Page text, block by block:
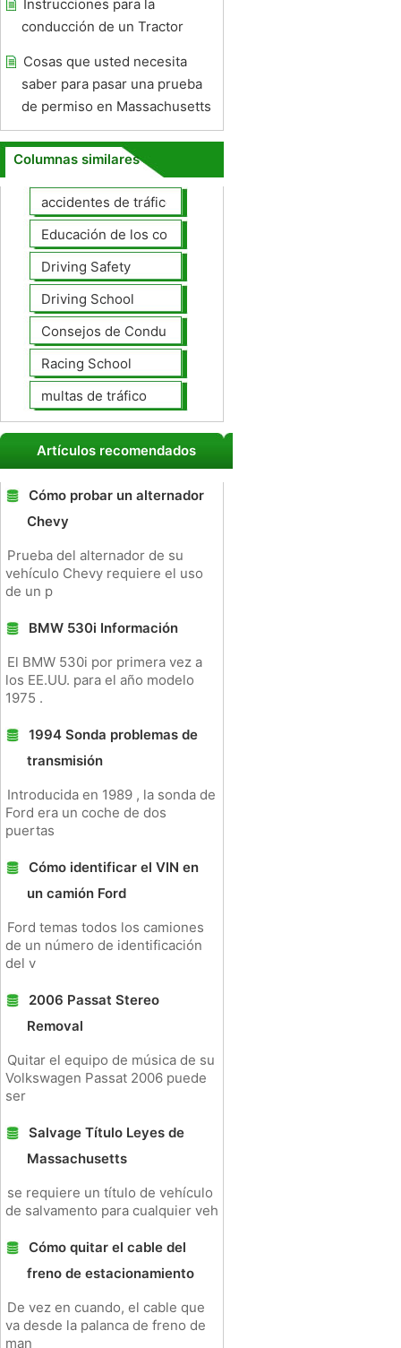
Instrucciones para la
conducción de un Tractor
Cosas que usted necesita
saber para pasar una prueba
de permiso en Massachusetts
Columnas similares
accidentes de tráfico
Educación de los conductores
Driving Safety
Driving School
Consejos de Conducción
Racing School
multas de tráfico
Artículos recomendados
Cómo probar un alternador
Chevy
Prueba del alternador de su
vehículo Chevy requiere el uso
de un p
BMW 530i Información
El BMW 530i por primera vez a
los EE.UU. para el año modelo
1975 .
1994 Sonda problemas de
transmisión
Introducida en 1989 , la sonda de
Ford era un coche de dos
puertas
Cómo identificar el VIN en
un camión Ford
Ford temas todos los camiones
de un número de identificación
del v
2006 Passat Stereo
Removal
Quitar el equipo de música de su
Volkswagen Passat 2006 puede
ser
Salvage Título Leyes de
Massachusetts
se requiere un título de vehículo
de salvamento para cualquier veh
Cómo quitar el cable del
freno de estacionamiento
De vez en cuando, el cable que
va desde la palanca de freno de
man